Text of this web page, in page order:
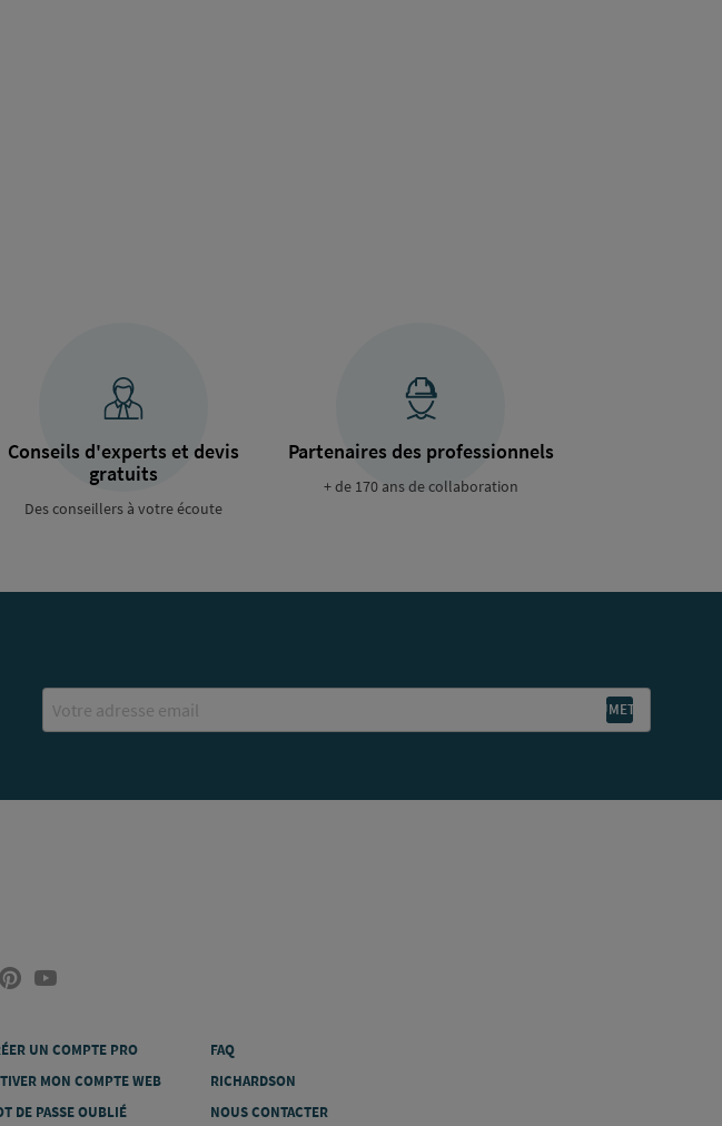
Conseils d'experts et devis
gratuits
Des conseillers à votre écoute
Partenaires des professionnels
+ de 170 ans de collaboration
UN COMPTE PRO
MON COMPTE WEB
DE PASSE OUBLIÉ
FAQ
RICHARDSON
NOUS CONTACTER